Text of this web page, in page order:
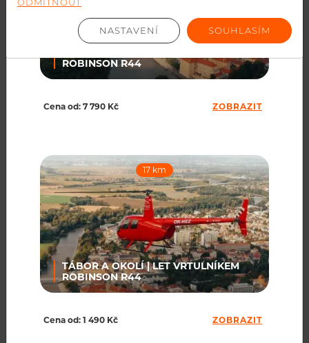
ROBINSON R44
Cena od: 7 790 Kč ZOBRAZIT
TÁBOR A OKOLÍ | LET VRTULNÍKEM
ROBINSON R44
Cena od: 1 490 Kč ZOBRAZIT
17 km
Jindřich Sládek
Všechno bylo jak má být: profesionální jednání,
příjemný zážitek, perfektní organizace. Děkujeme
J+V...
ZOBRAZIT VÍCE
NASTAVENÍ SOUHLASÍM